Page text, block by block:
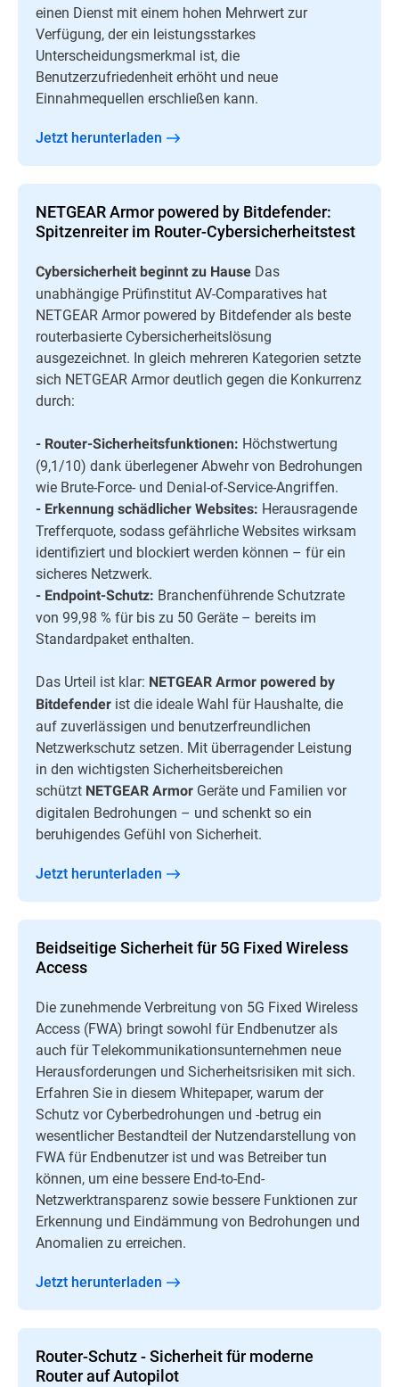
einen Dienst mit einem hohen Mehrwert zur
Verfügung, der ein leistungsstarkes
Unterscheidungsmerkmal ist, die
Benutzerzufriedenheit erhöht und neue
Einnahmequellen erschließen kann.
Jetzt herunterladen
NETGEAR Armor powered by Bitdefender:
Spitzenreiter im Router-Cybersicherheitstest
Cybersicherheit beginnt zu Hause Das
unabhängige Prüfinstitut AV-Comparatives hat
NETGEAR Armor powered by Bitdefender als beste
routerbasierte Cybersicherheitslösung
ausgezeichnet. In gleich mehreren Kategorien setzte
sich NETGEAR Armor deutlich gegen die Konkurrenz
durch:
- Router-Sicherheitsfunktionen: Höchstwertung
(9,1/10) dank überlegener Abwehr von Bedrohungen
wie Brute-Force- und Denial-of-Service-Angriffen.
- Erkennung schädlicher Websites: Herausragende
Trefferquote, sodass gefährliche Websites wirksam
identifiziert und blockiert werden können – für ein
sicheres Netzwerk.
- Endpoint-Schutz: Branchenführende Schutzrate
von 99,98 % für bis zu 50 Geräte – bereits im
Standardpaket enthalten.
Das Urteil ist klar: NETGEAR Armor powered by
Bitdefender ist die ideale Wahl für Haushalte, die
auf zuverlässigen und benutzerfreundlichen
Netzwerkschutz setzen. Mit überragender Leistung
in den wichtigsten Sicherheitsbereichen
schützt NETGEAR Armor Geräte und Familien vor
digitalen Bedrohungen – und schenkt so ein
beruhigendes Gefühl von Sicherheit.
Jetzt herunterladen
Beidseitige Sicherheit für 5G Fixed Wireless
Access
Die zunehmende Verbreitung von 5G Fixed Wireless
Access (FWA) bringt sowohl für Endbenutzer als
auch für Telekommunikationsunternehmen neue
Herausforderungen und Sicherheitsrisiken mit sich.
Erfahren Sie in diesem Whitepaper, warum der
Schutz vor Cyberbedrohungen und -betrug ein
wesentlicher Bestandteil der Nutzendarstellung von
FWA für Endbenutzer ist und was Betreiber tun
können, um eine bessere End-to-End-
Netzwerktransparenz sowie bessere Funktionen zur
Erkennung und Eindämmung von Bedrohungen und
Anomalien zu erreichen.
Jetzt herunterladen
Router-Schutz - Sicherheit für moderne
Router auf Autopilot